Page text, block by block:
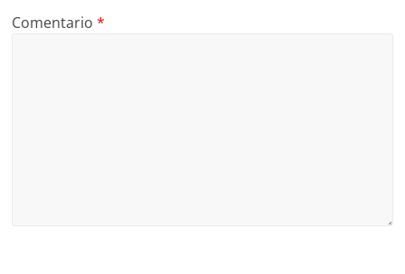
Comentario*